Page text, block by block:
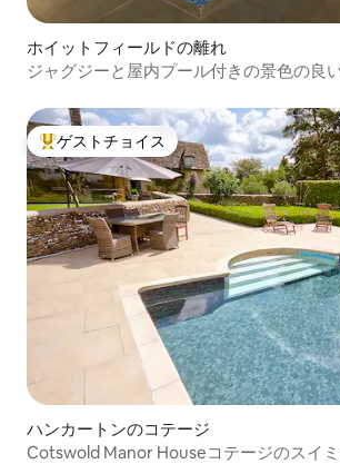
ホイットフィールドの離れ
ジャグジーと屋内プール付きの景色の良
大好評のゲストチョイスです。
ゲストチョイス
ハンカートンのコテージ
Cotswold Manor Houseコテージのスイ